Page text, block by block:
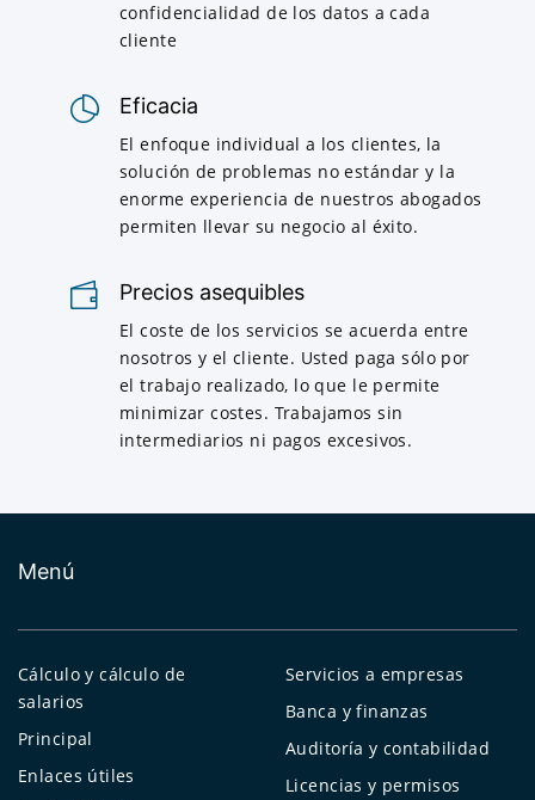
confidencialidad de los datos a cada
cliente
Eficacia
El enfoque individual a los clientes, la
solución de problemas no estándar y la
enorme experiencia de nuestros abogados
permiten llevar su negocio al éxito.
Precios asequibles
El coste de los servicios se acuerda entre
nosotros y el cliente. Usted paga sólo por
el trabajo realizado, lo que le permite
minimizar costes. Trabajamos sin
intermediarios ni pagos excesivos.
Menú
Cálculo y cálculo de
salarios
Principal
Enlaces útiles
Servicios a empresas
Banca y finanzas
Auditoría y contabilidad
Licencias y permisos